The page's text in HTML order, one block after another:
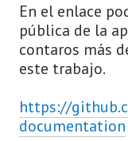
En el enlace
pública de la
contaros más
este trabajo.
https://
documentation